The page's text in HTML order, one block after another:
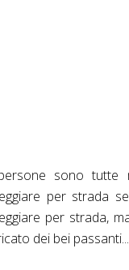
sono tutte
per strada
per strada,
dei bei